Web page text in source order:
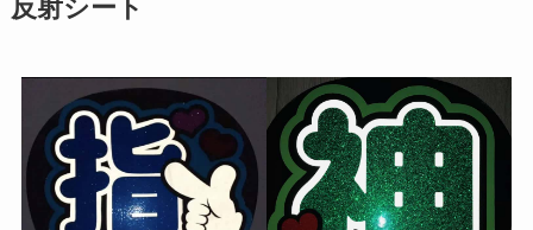
反射シート